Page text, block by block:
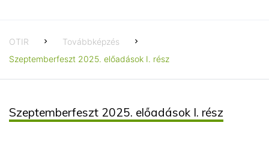
OTIR
Továbbképzés
Szeptemberfeszt 2025. előadások I. rész
Szeptemberfeszt 2025. előadások I. rész